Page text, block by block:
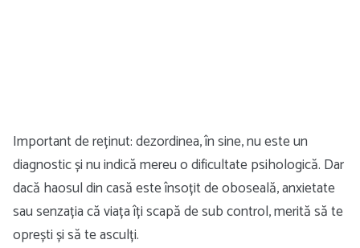
Important de reținut: dezordinea, în sine, nu este un
diagnostic și nu indică mereu o dificultate psihologică. Dar
dacă haosul din casă este însoțit de oboseală, anxietate
sau senzația că viața îți scapă de sub control, merită să te
oprești și să te asculți.